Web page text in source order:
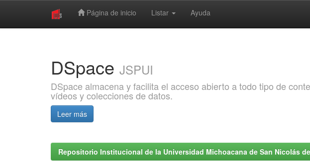
Página de inicio Listar Ayuda
DSpace JSPUI
DSpace almacena y facilita el acceso abierto a todo tipo de
vídeos y colecciones de datos.
Leer más
Repositorio Institucional de la Universidad Michoacana de San Nicolás